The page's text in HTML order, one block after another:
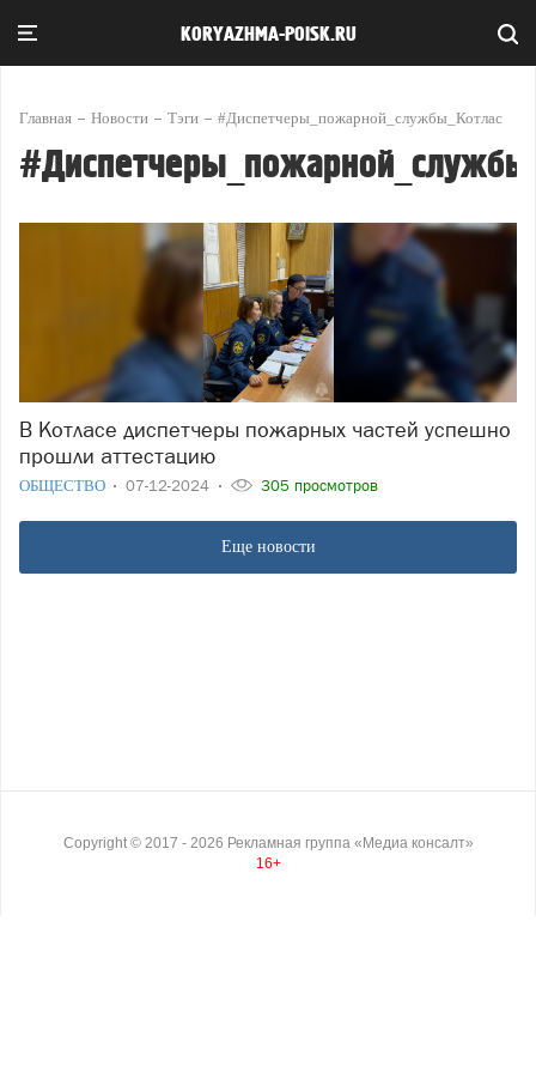
KORYAZHMA-POISK.RU
Главная Новости Тэги #Диспетчеры_пожарной_службы_Котлас
В Котласе диспетчеры пожарных частей успешно
прошли аттестацию
ОБЩЕСТВО 07-12-2024 305 просмотров
Еще новости
Copyright © 2017 - 2026 Рекламная группа «Медиа консалт»
16+